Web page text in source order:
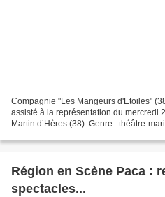
Compagnie "Les Mangeurs d'Etoiles"
assisté à la représentation du mercredi
Martin d’Hères (38). Genre : théâtre-
Région en Scène Paca :
spectacles...